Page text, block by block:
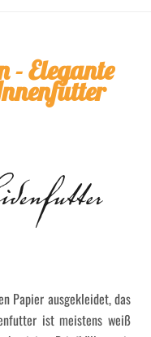
- Elegante
Papier ausgekleidet, das
ist meistens weiß